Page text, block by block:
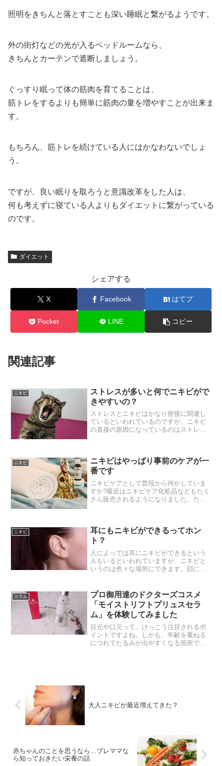
照明をきちんと落とすことも深い睡眠と繋がるようです。
外の街灯などの光が入るベッドルームなら、
きちんとカーテンで遮断しましょう。
ぐっすり眠って体の筋肉を育てることは、
筋トレをするよりも簡単に筋肉の量を増やすことが出来ま
す。
もちろん、筋トレを続けている人にはかなわないでしょ
う。
ですが、良い眠りを取ろうと意識改革をした人は、
何も考えずに寝ている人よりもダイエットに繋がっている
のです。
ダイエット
シェアする
X Facebook はてブ
Pocket LINE コピー
関連記事
ニキビ
ストレスが多いと何でニキビがで
きやすいの？
ストレスとニキビはかなり密接に関連し
ているといわれているのですが、ニキビ
の直接の原因になっているのはストレス
のは何かというと、皮脂過...
ニキビ
ニキビはやっぱり事前のケアが一
番です
ニキビケアとして普段から何かしていま
すか?最近はニキビケア化粧品などもたく
さん販売されるようになりました。たと
象にしているというもの...
ニキビ
耳にもニキビができるってホン
ト？
人によっては耳にニキビができるという
人もいるといわれていますが、ニキビと
いうのは色々な場所にできます。顔にで
人もいます。耳にできるという人はそれ
ほど多くはないので少し珍...
コラム
プロ御用達のドクターズコスメ
「モイストリフトプリュスセラ
ム」を体験してみました
目元や口元って、けっこう注目されるポ
イントですよね。しかも、年齢を重ねる
につれてたるみが出やすくなる箇所でも
大人ニキビが最近増えてきた？
赤ちゃんのことを思うなら…プレママな
ら知っておきたい栄養の話